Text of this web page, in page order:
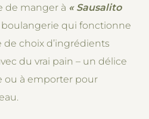
de manger à « Sausalito
boulangerie qui fonctionne
choix d’ingrédients
du vrai pain – un délice
ou à emporter pour